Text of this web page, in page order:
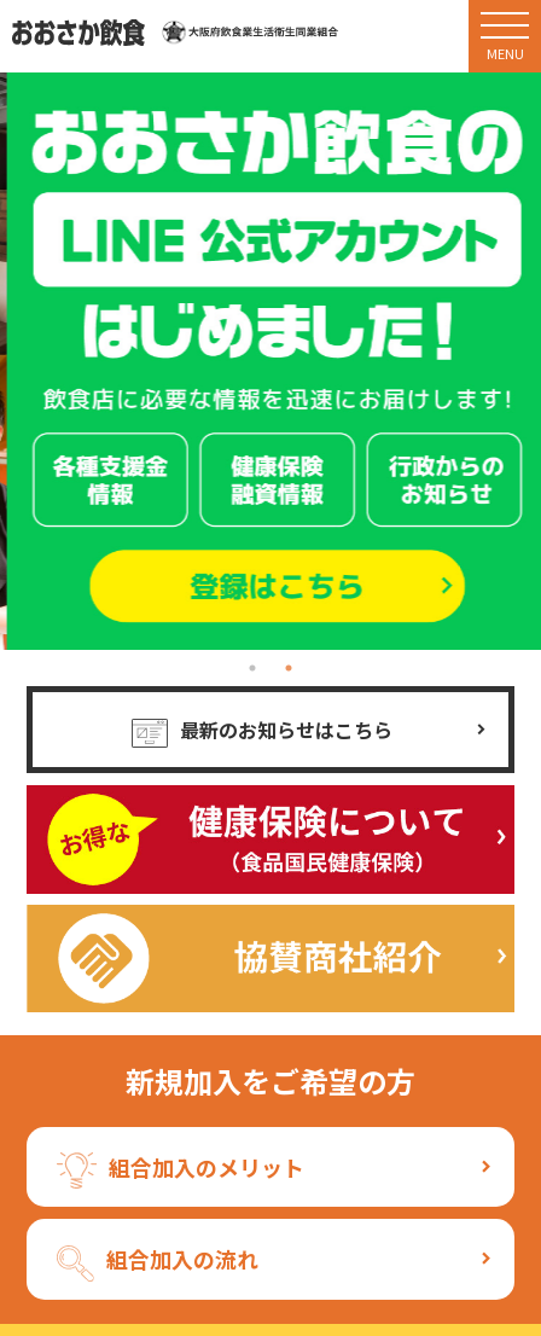
最新のお知らせはこちら
新規加入をご希望の方
組合加入のメリット
組合加入の流れ